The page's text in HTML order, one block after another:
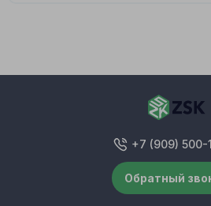
+7 (909) 500-
Обратный